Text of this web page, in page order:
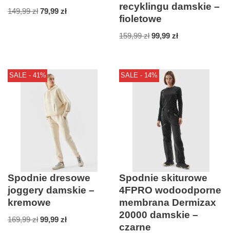
149,99zł 79,99 zł
recyklingu damskie –
fioletowe
159,99zł 99,99zł
SALE - 41%
Spodnie dresowe
joggery damskie –
kremowe
169,99zł 99,99 zł
SALE - 14%
Spodnie skiturowe
4FPRO wodoodporne
membrana Dermizax
20000 damskie –
czarne